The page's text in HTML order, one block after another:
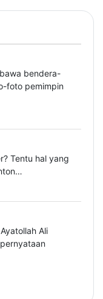
bendera-
foto pemimpin
Tentu hal yang
Ali